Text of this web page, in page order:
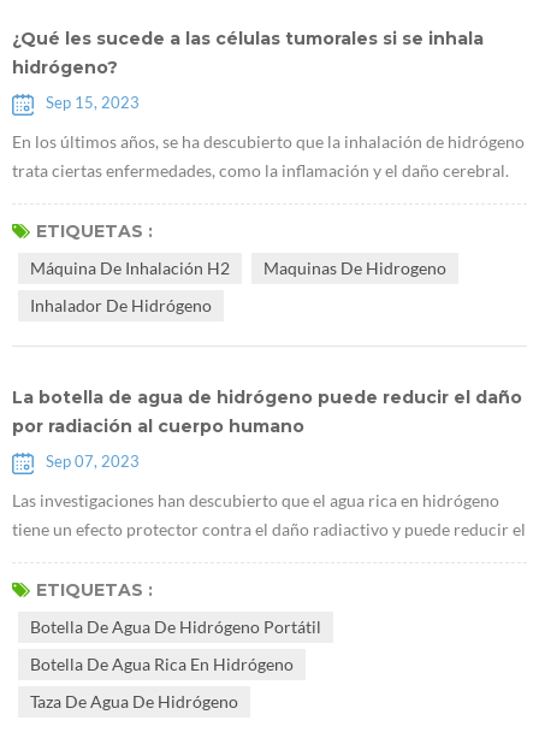
¿Qué les sucede a las células tumorales si se inhala
hidrógeno?
Sep 15, 2023
En los últimos años, se ha descubierto que la inhalación de hidrógeno
trata ciertas enfermedades, como la inflamación y el daño cerebral.
En la actualidad, el mecanismo médico de la máquina de inhalación
de H2 se debe principalmente a que puede reducir el nivel de
enfermedades, ...
ETIQUETAS :
Máquina De Inhalación H2
Maquinas De Hidrogeno
Inhalador De Hidrógeno
La botella de agua de hidrógeno puede reducir el daño
por radiación al cuerpo humano
Sep 07, 2023
Las investigaciones han descubierto que el agua rica en hidrógeno
tiene un efecto protector contra el daño radiactivo y puede reducir el
daño por radiación al cuerpo humano. Investigación relacionada con
la resistencia de la botella de agua de hidrógeno portátil a los daños
ETIQUETAS :
Botella De Agua De Hidrógeno Portátil
Botella De Agua Rica En Hidrógeno
Taza De Agua De Hidrógeno